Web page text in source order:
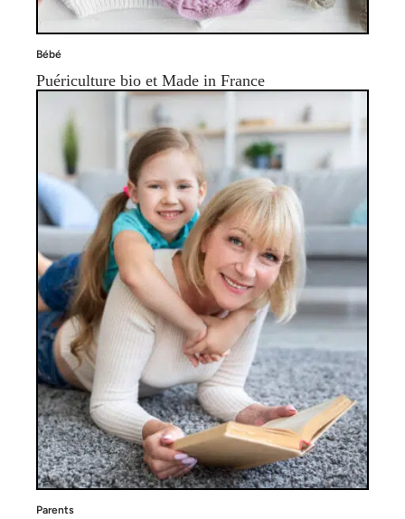
Bébé
Puériculture bio et Made in France
Parents